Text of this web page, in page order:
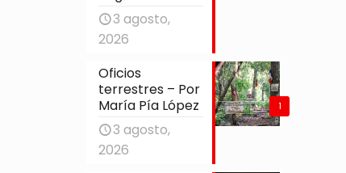
3 agosto,
2026
1
Oficios
terrestres – Por
María Pía López
3 agosto,
2026